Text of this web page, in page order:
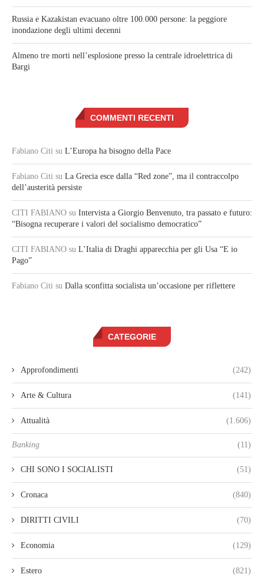
Russia e Kazakistan evacuano oltre 100.000 persone: la peggiore
inondazione degli ultimi decenni
Almeno tre morti nell’esplosione presso la centrale idroelettrica di
Bargi
COMMENTI RECENTI
Fabiano Citi su L’Europa ha bisogno della Pace
Fabiano Citi su La Grecia esce dalla “Red zone”, ma il contraccolpo
dell’austerità persiste
CITI FABIANO su Intervista a Giorgio Benvenuto, tra passato e futuro:
“Bisogna recuperare i valori del socialismo democratico”
CITI FABIANO su L’Italia di Draghi apparecchia per gli Usa “E io
Pago”
Fabiano Citi su Dalla sconfitta socialista un’occasione per riflettere
CATEGORIE
Approfondimenti (242)
Arte & Cultura (141)
Attualità (1.606)
Banking (11)
CHI SONO I SOCIALISTI (51)
Cronaca (840)
DIRITTI CIVILI (70)
Economia (129)
Estero (821)